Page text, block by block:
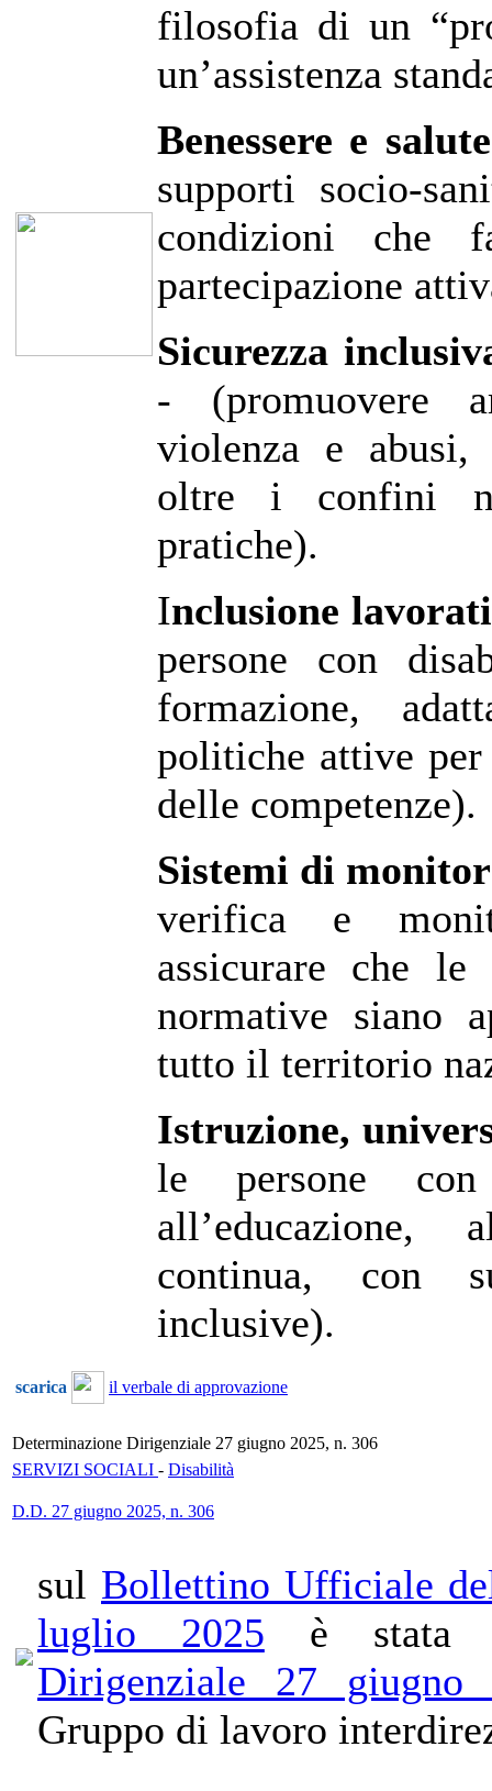
filosofia di un
un’assistenza
Benessere e salute
supporti
condizioni che
partecipazione
Sicurezza
- (promuovere
violenza e abusi,
oltre i confini
pratiche).
Inclusione
persone con
formazione,
politiche attive
delle competenze).
Sistemi di
verifica e
assicurare che
normative siano
tutto il territorio
Istruzione,
le persone con
all’educazione,
continua, con
inclusive).
scarica il verbale di approvazione
Determinazione Dirigenziale 27 giugno 2025, n. 306
SERVIZI SOCIALI - Disabilità
D.D. 27 giugno 2025, n. 306
sul Bollettino Ufficiale
luglio 2025 è stata
Dirigenziale 27
Gruppo di lavoro